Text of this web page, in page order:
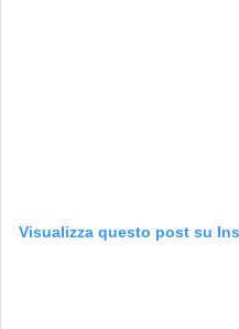
Visualizza questo post su